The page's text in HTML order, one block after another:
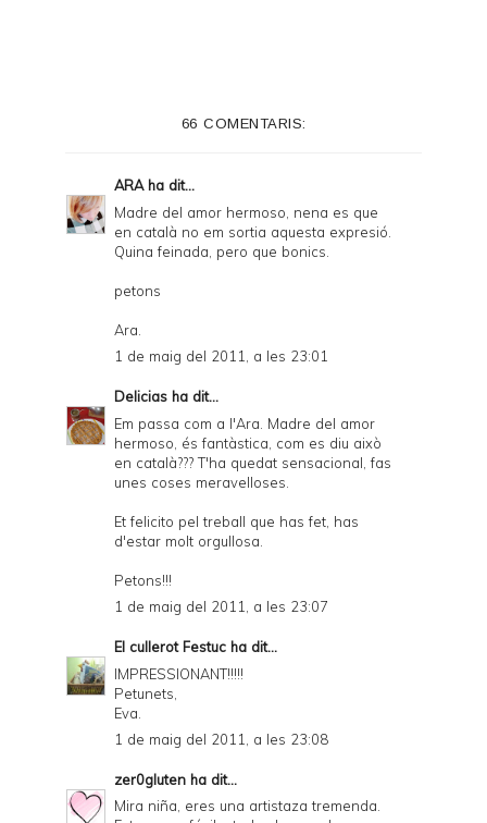
66 COMENTARIS:
ARAha dit...
Madre del amor hermoso, nena es que
en català no em sortia aquesta expresió.
Quina feinada, pero que bonics.
petons
Ara.
1 de maig del 2011, a les 23:01
Delicias ha dit...
Em passa com a l'Ara. Madre del amor
hermoso, és fantàstica, com es diu això
en català??? T'ha quedat sensacional, fas
unes coses meravelloses.
Et felicito pel treball que has fet, has
d'estar molt orgullosa.
Petons!!!
1 de maig del 2011, a les 23:07
El cullerot Festuc ha dit...
IMPRESSIONANT!!!!!
Petunets,
Eva.
1 de maig del 2011, a les 23:08
zer0gluten ha dit...
Mira niña, eres una artistaza tremenda.